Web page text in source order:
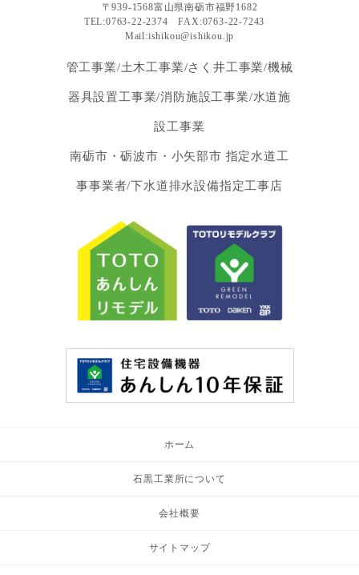
〒939-1568富山県南砺市福野1682
TEL:0763-22-2374 FAX:0763-22-7243
Mail:ishikou@ishikou.jp
管工事業/土木工事業/さく井工事業/機械
器具設置工事業/消防施設工事業/水道施
設工事業
南砺市・砺波市・小矢部市 指定水道工
事事業者/下水道排水設備指定工事店
ホーム
石黒工業所について
会社概要
サイトマップ